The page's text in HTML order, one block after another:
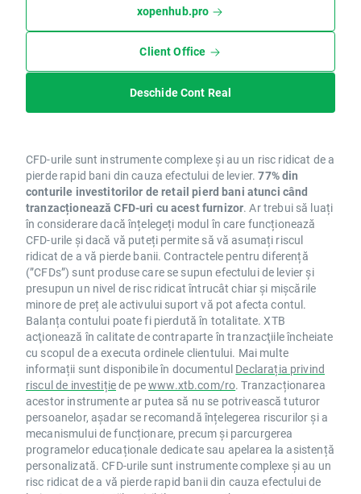
xopenhub.pro
Client Office
Deschide Cont Real
CFD-urile sunt instrumente complexe și au un risc ridicat de a
pierde rapid bani din cauza efectului de levier.77% din
conturile investitorilor de retail pierd bani atunci când
tranzacționează CFD-uri cu acest furnizor. Ar trebui să luați
în considerare dacă înțelegeți modul în care funcționează
CFD-urile și dacă vă puteți permite să vă asumați riscul
ridicat de a vă pierde banii. Contractele pentru diferență
(”CFDs”) sunt produse care se supun efectului de levier și
presupun un nivel de risc ridicat întrucât chiar și mișcările
minore de preț ale activului suport vă pot afecta contul.
Balanța contului poate fi pierdută în totalitate. XTB
acţionează în calitate de contraparte în tranzacţiile încheiate
cu scopul de a executa ordinele clientului. Mai multe
informații sunt disponibile în documentul Declarația privind
riscul de investițiede pewww.xtb.com/ro. Tranzacționarea
acestor instrumente ar putea să nu se potrivească tuturor
persoanelor, așadar se recomandă înțelegerea riscurilor și a
mecanismului de funcționare, precum și parcurgerea
programelor educaționale dedicate sau apelarea la asistență
personalizată. CFD-urile sunt instrumente complexe și au un
risc ridicat de a vă pierde rapid banii din cauza efectului de